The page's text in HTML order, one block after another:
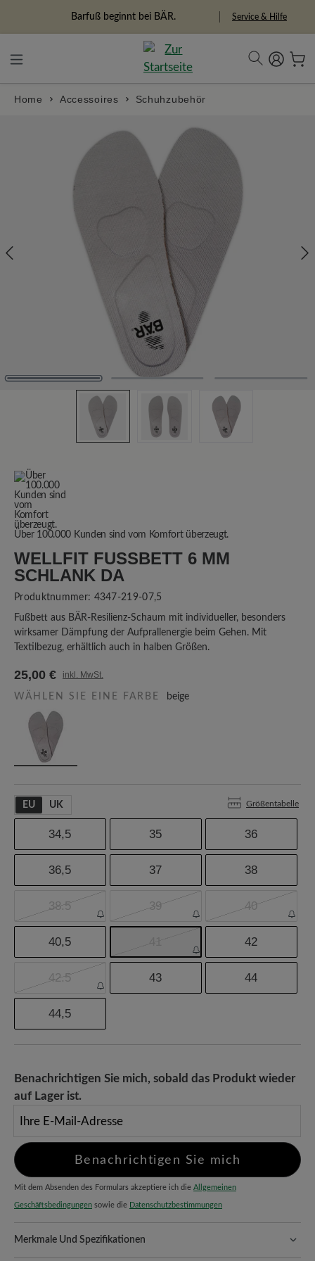
Barfuß beginnt bei BÄR. Service & Hilfe
Home Accessoires Schuhzubehör
Über 100.000 Kunden sind vom Komfort überzeugt.
WELLFIT FUSSBETT 6 MM S
CHLANK DA
Produktnummer: 4347-219-07,5
Fußbett aus BÄR-Resilienz-Schaum mit individueller, besonders
wirksamer Dämpfung der Aufprallenergie beim Gehen. Mit
Textilbezug, erhältlich auch in halben Größen.
25,00 € inkl. MwSt.
WÄHLEN SIE EINE FARBE beige
EU UK Größentabelle
34,5 35 36
36,5 37 38
38.5 39 40
40,5 42
42.5 43 44
44,5
Benachrichtigen Sie mich, sobald das Produkt wieder
auf Lager ist.
Benachrichtigen Sie mich
Mit dem Absenden des Formulars akzeptiere ich die Allgemeinen
Geschäftsbedingungen sowie die Datenschutzbestimmungen
Merkmale Und Spezifikationen